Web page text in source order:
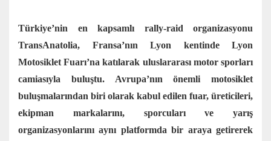
Türkiye’nin en kapsamlı rally-raid organizasyonu
TransAnatolia, Fransa’nın Lyon kentinde Lyon
Motosiklet Fuarı’na katılarak uluslararası motor sporları
camiasıyla buluştu. Avrupa’nın önemli motosiklet
buluşmalarından biri olarak kabul edilen fuar, üreticileri,
ekipman markalarını, sporcuları ve yarış
organizasyonlarını aynı platformda bir araya getirerek